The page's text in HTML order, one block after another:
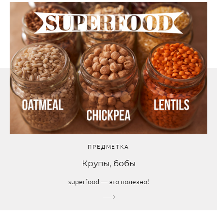
ПРЕДМЕТКА
Крупы, бобы
superfood — это полезно!